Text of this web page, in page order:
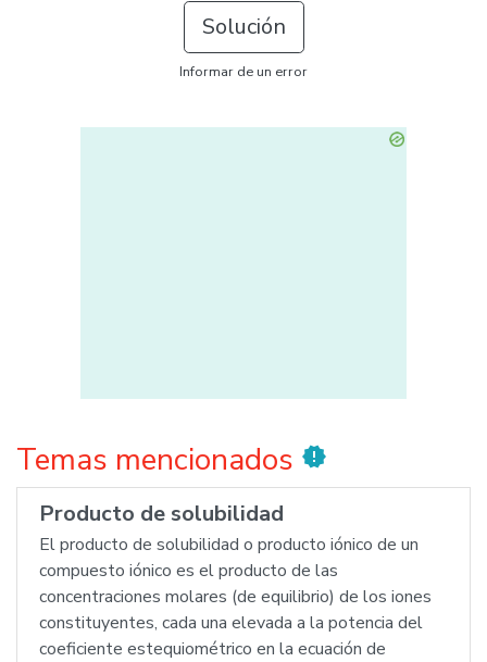
Solución
Informar de un error
Temas mencionados new_releases
Producto de solubilidad
El producto de solubilidad o producto iónico de un
compuesto iónico es el producto de las
concentraciones molares (de equilibrio) de los iones
constituyentes, cada una elevada a la potencia del
coeficiente estequiométrico en la ecuación de